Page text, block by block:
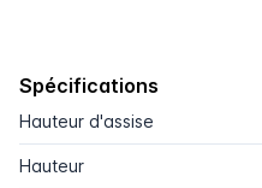
Spécifications
Hauteur d'assise
Hauteur